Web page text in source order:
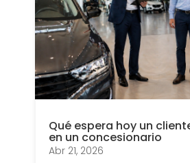
Qué espera hoy un
en un concesionario
Abr 21, 2026